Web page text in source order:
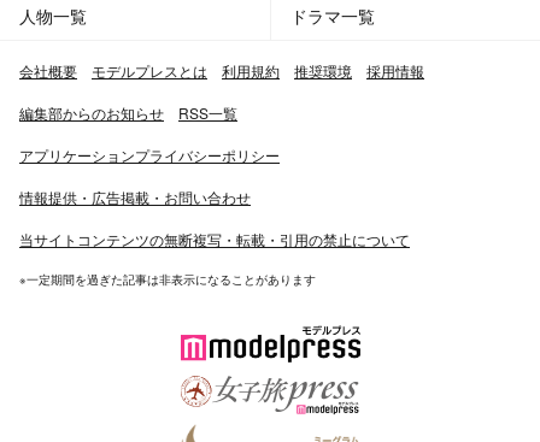
人物一覧 ドラマ一覧
会社概要 モデルプレスとは 利用規約 推奨環境 採用情報
編集部からのお知らせ RSS一覧
アプリケーションプライバシーポリシー
情報提供・広告掲載・お問い合わせ
当サイトコンテンツの無断複写・転載・引用の禁止について
※一定期間を過ぎた記事は非表示になることがあります